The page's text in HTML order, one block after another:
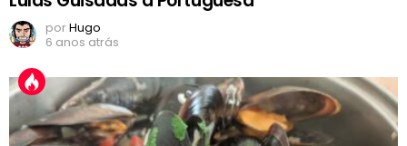
porHugo
6 anos atrás